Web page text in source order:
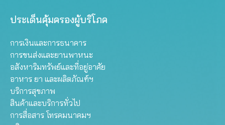
ประเด็นคุ้มครองผู้บริโภค
การเงินและการธนาคาร
การขนส่งและยานพาหนะ
อสังหาริมทรัพย์และที่อยู่อาศัย
อาหาร ยา และผลิตภัณฑ์ฯ
บริการสุขภาพ
สินค้าและบริการทั่วไป
การสื่อสาร โทรคมนาคมฯ